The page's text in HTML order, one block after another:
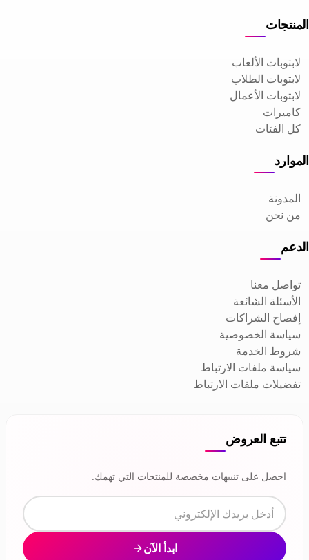
المنتجات
لابتوبات الألعاب
لابتوبات الطلاب
لابتوبات الأعمال
كاميرات
كل الفئات
الموارد
المدونة
من نحن
الدعم
تواصل معنا
الأسئلة الشائعة
إفصاح الشراكات
سياسة الخصوصية
شروط الخدمة
سياسة ملفات الارتباط
تفضيلات ملفات الارتباط
تتبع العروض
احصل على تنبيهات مخصصة للمنتجات التي تهمك.
ابدأ الآن